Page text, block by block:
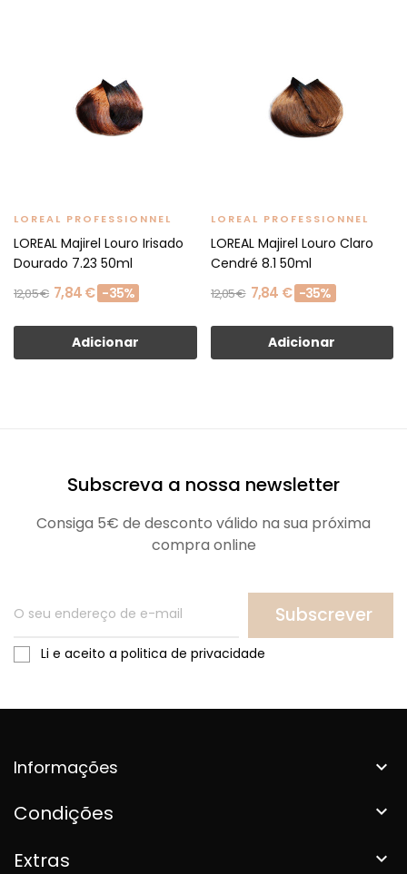
LOREAL PROFESSIONNEL
LOREAL Majirel Louro Irisado
Dourado 7.23 50ml
12,05 € 7,84 € -35%
Adicionar
LOREAL PROFESSIONNEL
LOREAL Majirel Louro Claro
Cendré 8.1 50ml
12,05 € 7,84 € -35%
Adicionar
Subscreva a nossa newsletter
Consiga 5€ de desconto válido na sua próxima
compra online
Subscrever
Li e aceito a politica de privacidade
Informações 
Condições 
Extras 